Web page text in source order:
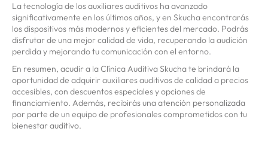
La tecnología de los auxiliares auditivos ha avanzado
significativamente en los últimos años, y en Skucha encontrarás
los dispositivos más modernos y eficientes del mercado. Podrás
disfrutar de una mejor calidad de vida, recuperando la audición
perdida y mejorando tu comunicación con el entorno.
En resumen, acudir a la Clínica Auditiva Skucha te brindará la
oportunidad de adquirir auxiliares auditivos de calidad a precios
accesibles, con descuentos especiales y opciones de
financiamiento. Además, recibirás una atención personalizada
por parte de un equipo de profesionales comprometidos con tu
bienestar auditivo.